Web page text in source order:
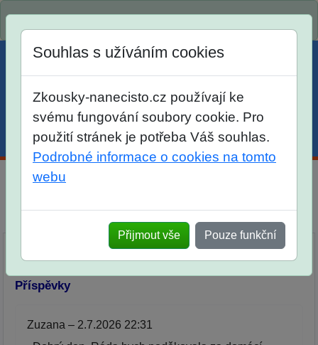
Menu Účet Košík
po skutečných přijímacích zkouškách
Souhlas s užíváním cookies
Zkousky-nanecisto.cz používají ke
svému fungování soubory cookie. Pro
použití stránek je potřeba Váš souhlas.
Podrobné informace o cookies na tomto
webu
Přijmout vše Pouze funkční
Přidat příspěvek
Příspěvky
Zuzana – 2.7.2026 22:31